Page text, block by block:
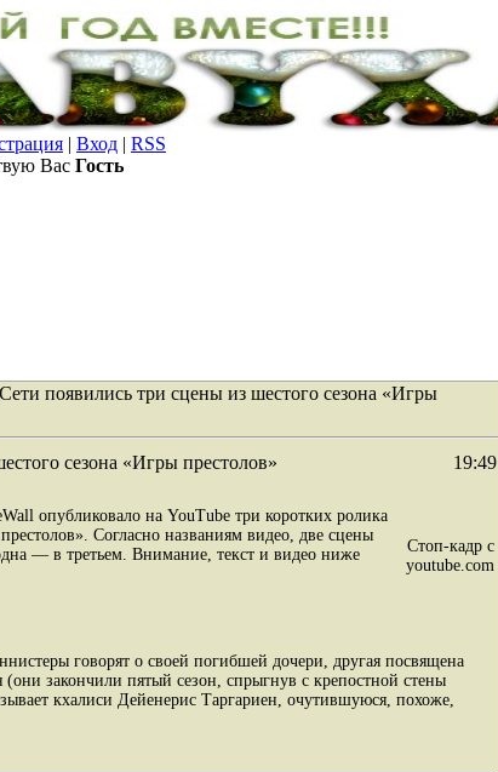
| Вход | RSS
Вас Гость
появились три сцены из шестого сезона «Игры
сезона «Игры престолов» 19:49
опубликовало на YouTube три коротких ролика
Согласно названиям видео, две сцены
— в третьем. Внимание, текст и видео ниже
Стоп-кадр с
youtube.com
говорят о своей погибшей дочери, другая посвящена
закончили пятый сезон, спрыгнув с крепостной стены
кхалиси Дейенерис Таргариен, очутившуюся, похоже,